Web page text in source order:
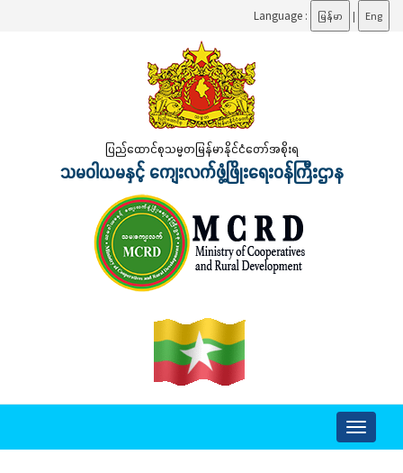
Language : မြန်မာ | Eng
ပြည်ထောင်စုသမ္မတမြန်မာနိုင်ငံတော်အစိုးရ
သမဝါယမနှင့် ကျေးလက်ဖွံ့ဖြိုးရေးဝန်ကြီးဌာန
Toggle